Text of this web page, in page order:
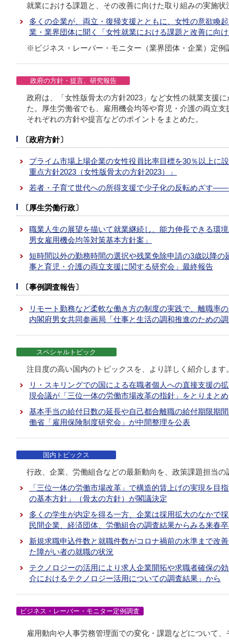
就業における課題と、その改善に向けた取り組みの実施状
多くの企業が、両立・復帰支援とともに、女性の意欲
業・業界団体に聞く「女性就業における課題と改善に向
※ビジネス・レーバー・モニター（業界団体・企業）定
政府の方針・提言、研究報告
政府は、「女性版骨太の方針2023」など女性の就業支援
た。厚生労働省でも、雇用機会均等や育児・介護の両立
それぞれの方針や提言などのポイントをまとめた。
〔政府方針〕
プライム市場上場企業の女性役員比率目標を30％以上
重点方針2023（女性版骨太の方針2023）」
若者・子育て世代への所得支援で少子化の反転めざす
〔厚生労働行政〕
職業人生の展望を描いて就業継続し、能力伸長できる
男女雇用機会均等対策基本方針案」
短時間以外の勤務時間の選択や残業免除申請の3歳以降
事と育児・介護の両立支援に関する研究会」最終報告
〔事例調査報告〕
リモート勤務など柔軟な働き方の制度の実践で、離職
内閣府男女共同参画局「仕事と生活の調和推進のための
スペシャルトピック
注目度の高い国内のトピックスを、より詳しく紹介します
リ・スキリングでの国による在職者個人への直接支援
現会議が「三位一体の労働市場改革の指針」をとりまとめ
基本手当の給付日数の延長や自己都合離職の給付期限
働省「雇用保険制度研究会」が中間整理を公表
国内トピックス
行政、企業、労働組合などの最新動向を、政策課題担当
「三位一体の労働市場改革」で構造的賃上げの実現を
の基本方針」（骨太の方針）が閣議決定
多くの学生が内定を得る一方、企業は採用拡大のなか
民間企業、経済団体、労働組合の調査結果からみる来春
新規求職申込件数と就職件数がコロナ禍前の水準まで
た障がい者の就職の状況
テクノロジーの活用により求人企業開拓や求職者確保
介におけるテクノロジー活用についての調査結果」から
ビジネス・レーバー・モニター定例調査
雇用動向や人事労務管理面での変化・課題などについて